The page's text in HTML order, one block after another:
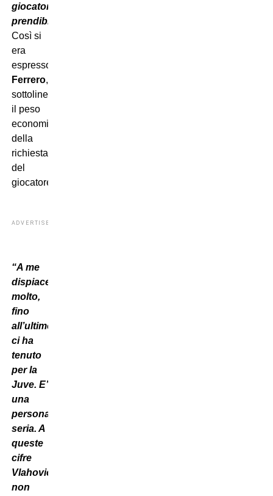
giocatori
prendibili”
Così si
era
espresso
Ferrero,
sottolineando
il peso
economico
della
richiesta
del
giocatore.
ADVERTISEMENT
“A me
dispiace
molto,
fino
all’ultimo
ci ha
tenuto
per la
Juve. E’
una
persona
seria. A
queste
cifre
Vlahovic
non